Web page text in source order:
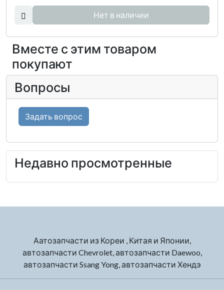
Нет в наличии
Вместе с этим товаром
покупают
Вопросы
Задать вопрос
Недавно просмотренные
Аатозапчасти из Кореи , Китая и Японии,
автозапчасти Chevrolet, автозапчасти Daewoo,
автозапчасти Ssang Yong, автозапчасти Хендэ